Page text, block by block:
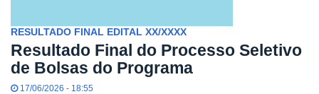
RESULTADO FINAL EDITAL XX/XXXX
Resultado Final do Processo Seletivo
de Bolsas do Programa
17/06/2026 - 18:55